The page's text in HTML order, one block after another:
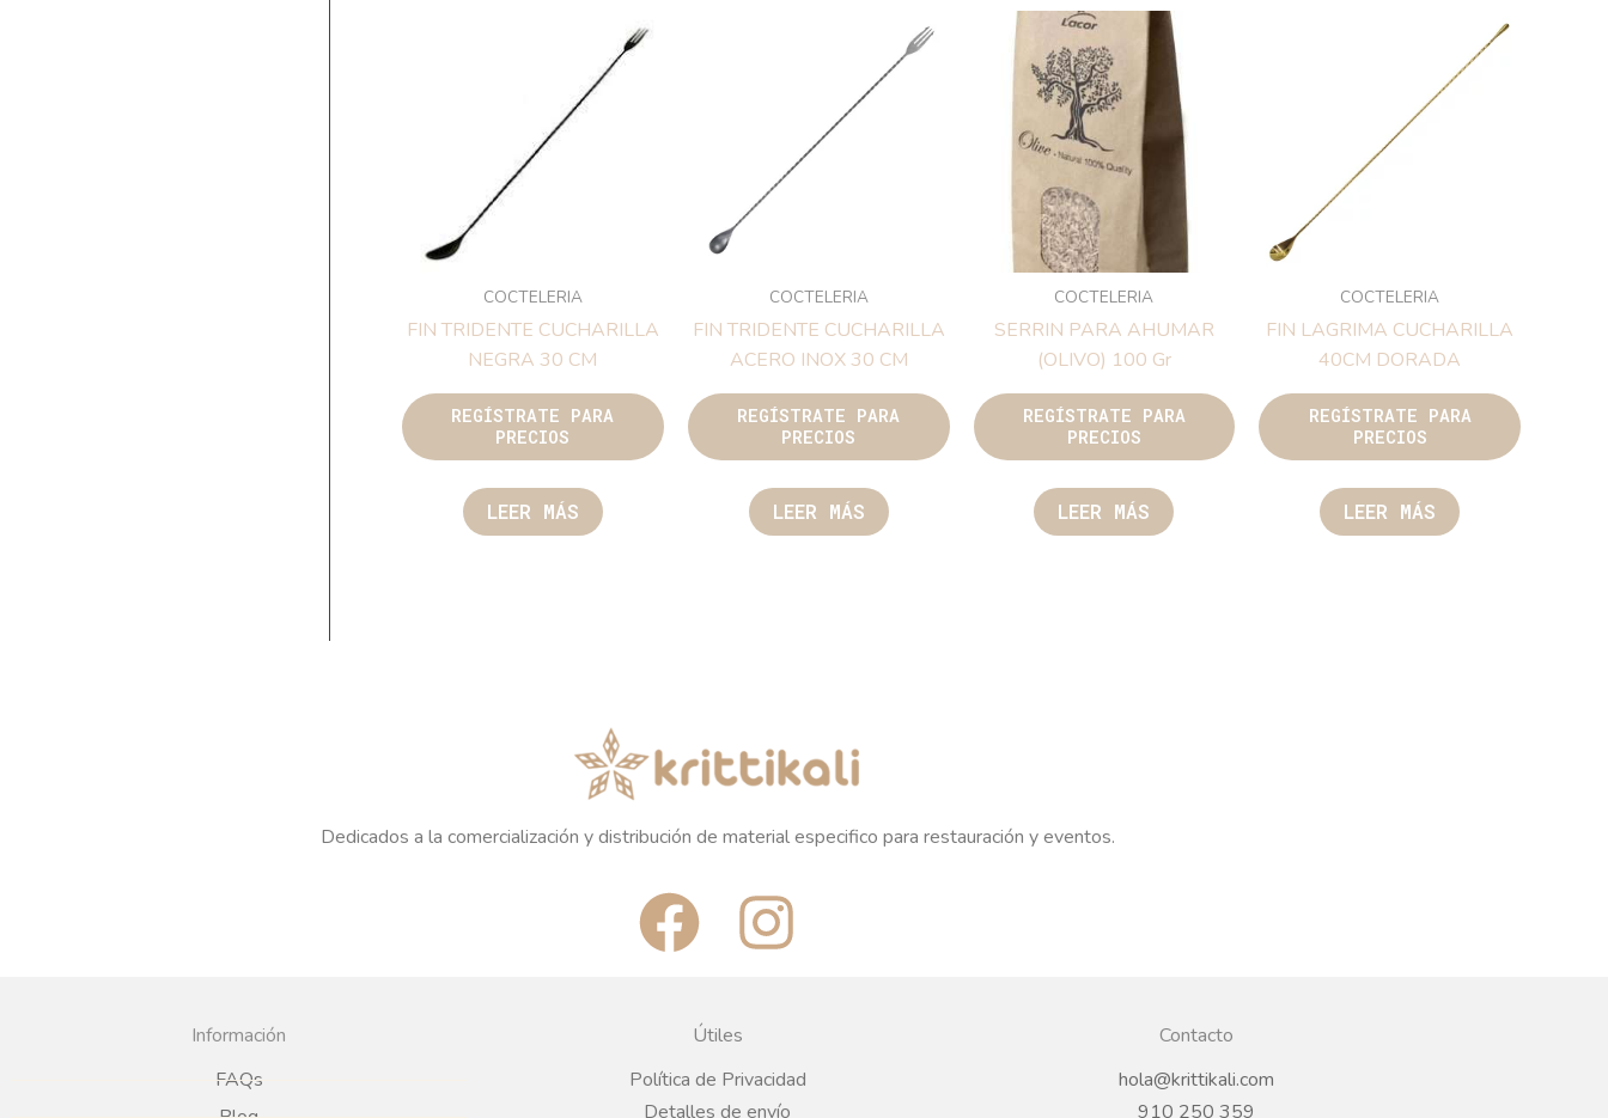
COCTELERIA
FIN TRIDENTE CUCHARILLA
NEGRA 30 CM
REGÍSTRATE PARA
PRECIOS
LEER MÁS
COCTELERIA
FIN TRIDENTE CUCHARILLA
ACERO INOX 30 CM
REGÍSTRATE PARA
PRECIOS
LEER MÁS
COCTELERIA
SERRIN PARA AHUMAR
(OLIVO) 100 Gr
REGÍSTRATE PARA
PRECIOS
LEER MÁS
COCTELERIA
FIN LAGRIMA CUCHARILLA
40CM DORADA
REGÍSTRATE PARA
PRECIOS
LEER MÁS
Dedicados a la comercialización y distribución de material especifico para restauración y eventos.
F
a
c
e
I
n
t
Información
FAQs
Útiles
Política de Privacidad
Detalles de envío
Contacto
hola@krittikali.com
910 250 359